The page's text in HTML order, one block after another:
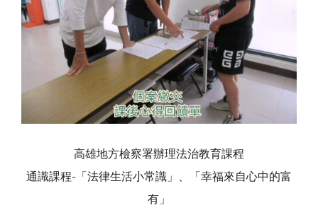
高雄地方檢察署辦理法治教育課程
通識課程-「法律生活小常識」、「幸福來自心中的富
有」